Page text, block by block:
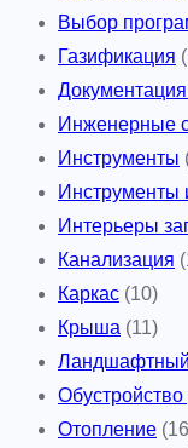
Выбор
Газификация
Инженерные
Инструменты
Инструменты
Интерьеры
Канализация
Каркас (10)
Крыша (11)
Ландшафтный
Обустройство
Отопление